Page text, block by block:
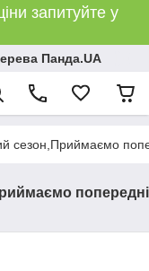
запитуйте у
Панда.UA
сезон,Приймаємо
попередні